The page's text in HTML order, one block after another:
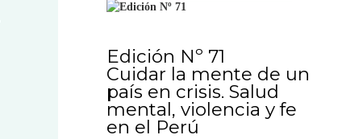
Edición Nº 71
Cuidar la mente de un
país en crisis. Salud
mental, violencia y fe
en el Perú